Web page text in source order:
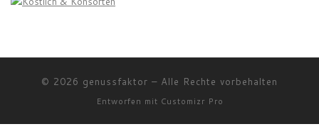
© 2026 genussfaktor – Alle Rechte vorbehalten
Entworfen mit Customizr Pro